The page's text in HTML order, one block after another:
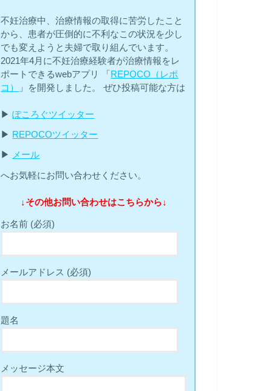
不妊治療中、治療情報の取得に苦労したこと
から、患者が圧倒的に不利なこの状況を少し
でも変えようと夫婦で取り組んでいます。
2021年4月に不妊治療経験者が治療情報をレ
ポートできるwebアプリ 「 REPOCO（レポ
コ）
」を開発しました。 ぜひ投稿可能な方は
▶︎ぽころぐツイッター
▶︎ REPOCOツイッター
▶︎ メール
へお気軽にお問い合わせください。
↓その他お問い合わせはこちらから↓
お名前 (必須)
メールアドレス (必須)
題名
メッセージ本文